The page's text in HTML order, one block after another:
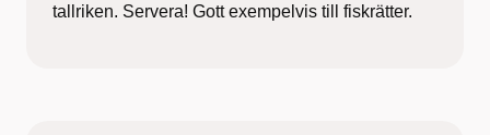
tallriken. Servera! Gott exempelvis till fiskrätter.